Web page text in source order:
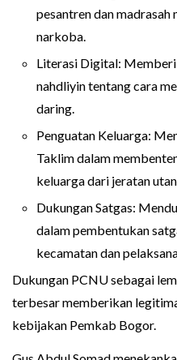
pesantren dan madrasah
narkoba.
Literasi Digital:
nahdliyin tentang cara
daring.
Penguatan Keluarga:
Taklim dalam
keluarga dari jeratan
Dukungan Satgas:
dalam pembentukan
kecamatan dan
Dukungan PCNU sebagai
terbesar memberikan
kebijakan Pemkab Bogor.